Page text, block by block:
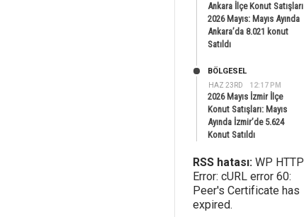
Ankara İlçe Konut Satışları
2026 Mayıs: Mayıs Ayında
Ankara’da 8.021 konut
Satıldı
HAZ 23RD 12:17 PM
BÖLGESEL
2026 Mayıs İzmir İlçe
Konut Satışları: Mayıs
Ayında İzmir’de 5.624
Konut Satıldı
RSS hatası: WP HTTP
Error: cURL error 60:
Peer's Certificate has
expired.